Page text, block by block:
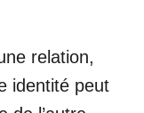
relation,
identité peut